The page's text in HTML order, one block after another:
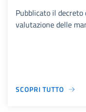
Pubblicato il
valutazione delle
SCOPRI TUTTO